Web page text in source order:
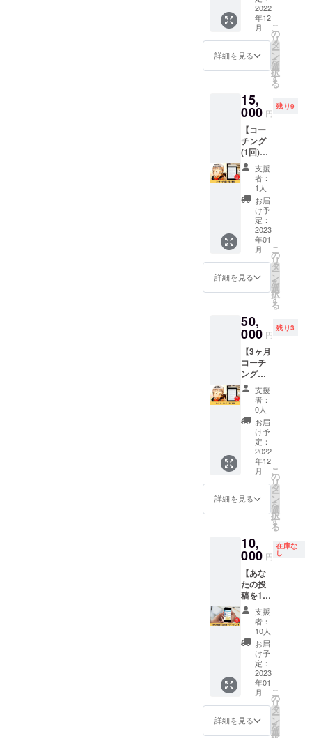
お断り
させて
いただ
く場合
があり
いただ
いた場
合にお
いても
返金は
いたし
かねま
す。 ※
掲載期
間は
2022年
12月か
ら1年間
です。
OJI_PO
RSCHE
クラウ
ドファ
ンディ
IREの
メッ
セージ
機能に
て支援
者様個
別に連
絡方法
をお知
らせし
ます。
10名限
定で
す。
《リ
ターン
実行の
いツ
イート
内容を
DMにて
個別に
確認さ
せてい
ただき
ます。
↓ 引用
リツ
イート
をさせ
ていた
だくの
Twitter
通知を
く。 ↓
リター
ン実行
完了。
※有効期
限は
2023年
1月から
1年間の
うち1ヶ
月間で
す。
(1ヶ月
の上限
15回) ※
俗に反
する投
りょう
じによ
Twitter
運用コ
ンサル
をお試
受ける
ことが
できる
権利で
す。 電
子書籍
付き。
10名限
定で
す。 内
容：
①Twitte
rプロ
フィー
ル、ア
イコ
ン、
を持た
せるた
めのア
ドバイ
ス ②
フォロ
ワー数
の増減
に一喜
一憂せ
ず、心
から応
援して
くれる
ファン
をつく
る発信
サルを
受ける
方の、
ご自身
の気づ
いてい
ない強
みや才
能を引
き出
し、独
自の価
値提供
ができ
る発信
バイス
④マネ
2022
年12
月
詳細を見る
こ
の
リ
タ
ー
ン
を
選
択
す
る
15,
000 円
残り9
【コー
チング
(1回)＋
電子書
籍】 ひ
まわり
コーチ
りょう
じによ
るコー
チング
をお試
しで1回
受ける
ことが
できる
す。 電
子書籍
付き。
10名限
定で
す。 内
容：転
職のお
悩み、
強みが
見つけ
られな
い人、
雑談も
OK！ 日
程：
2023年
場所：
オンラ
イン
zoomに
て開催
（動作
環境：
PC／ス
マホ）
時間：
１回の
コーチ
ング60
程など
詳細は
メール
支援
者：
1人
お届
け予
定：
2023
年01
月
詳細を見る
こ
の
リ
タ
ー
ン
を
選
択
す
る
50,
000 円
残り3
【3ヶ月
コーチ
ング＋
電子書
籍】 ひ
まわり
コーチ
りょう
じによ
るコー
チング
を3ヶ月
間受け
ること
ができ
る権利
3ヶ月間
で受け
られる
コーチ
ングの
上限は6
回まで
です。
電子書
籍付
き。 3
名限定
です。
内容：
転職の
お悩
み、強
支援
者：
0人
お届
け予
定：
2022
年12
月
詳細を見る
こ
の
リ
タ
ー
ン
を
選
択
す
る
10,
000 円
在庫な
し
【あな
たの投
稿を1回
引用リ
ツイー
トしま
す】
Twitter
フォロ
ワー2.4
万人の
ひまわ
りコー
チ りょ
うじが
支援
者：
10人
お届
け予
定：
2023
年01
月
詳細を見る
こ
の
リ
タ
ー
ン
を
選